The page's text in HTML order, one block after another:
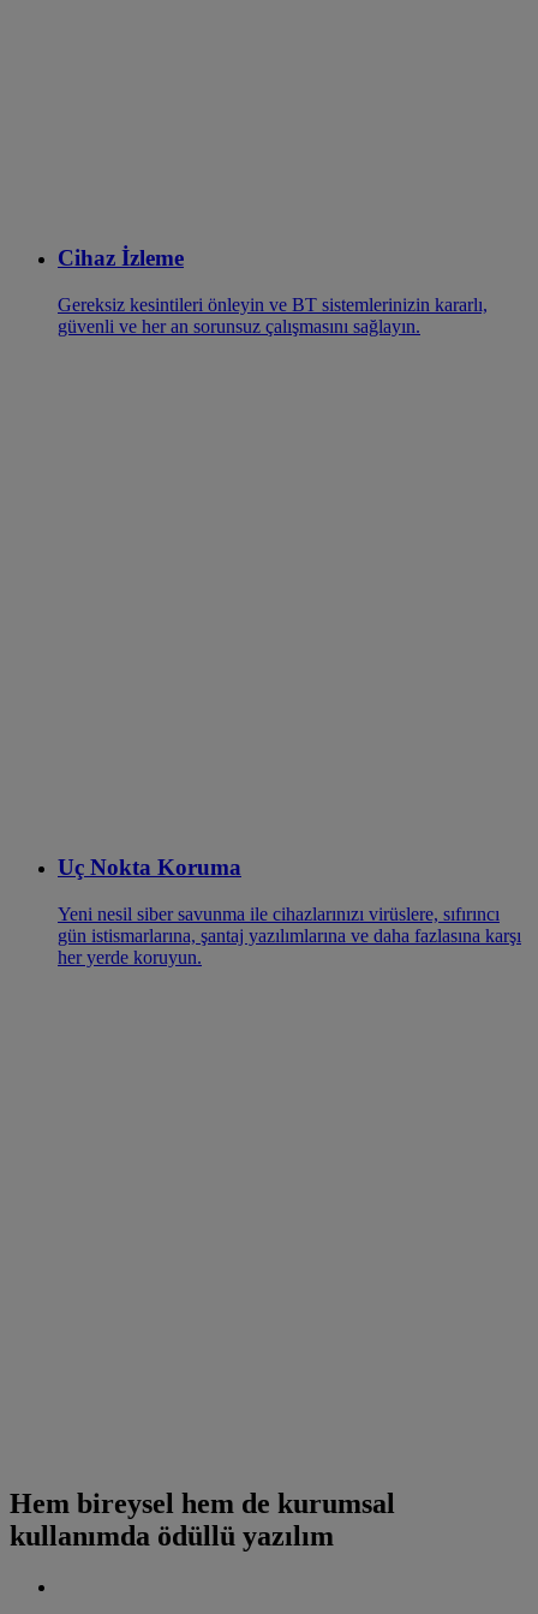
Cihaz İzleme
Gereksiz kesintileri önleyin ve BT sistemlerinizin kararlı,
güvenli ve her an sorunsuz çalışmasını sağlayın.
Uç Nokta Koruma
Yeni nesil siber savunma ile cihazlarınızı virüslere, sıfırıncı
gün istismarlarına, şantaj yazılımlarına ve daha fazlasına karşı
her yerde koruyun.
Hem bireysel hem de kurumsal
kullanımda ödüllü yazılım